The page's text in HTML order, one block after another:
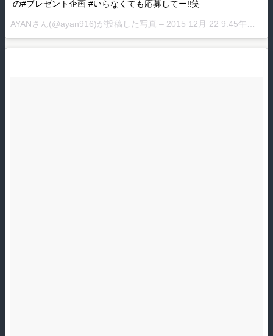
の#プレゼント企画 #いらなくても応募してー‼︎笑
AYANさん(@ayan916)が投稿した写真 – 2015 12月 22 9:45午後 PST